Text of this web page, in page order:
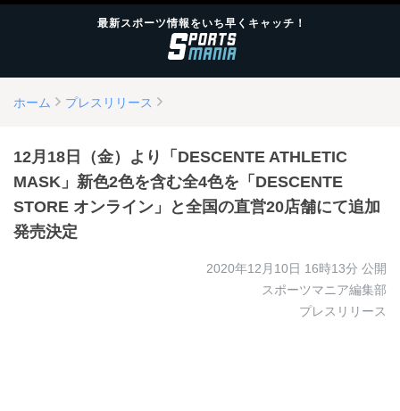
最新スポーツ情報をいち早くキャッチ！
ホーム プレスリリース
12月18日（金）より「DESCENTE ATHLETIC
MASK」新色2色を含む全4色を「DESCENTE
STORE オンライン」と全国の直営20店舗にて追加
発売決定
2020年12月10日 16時13分 公開
スポーツマニア編集部
プレスリリース